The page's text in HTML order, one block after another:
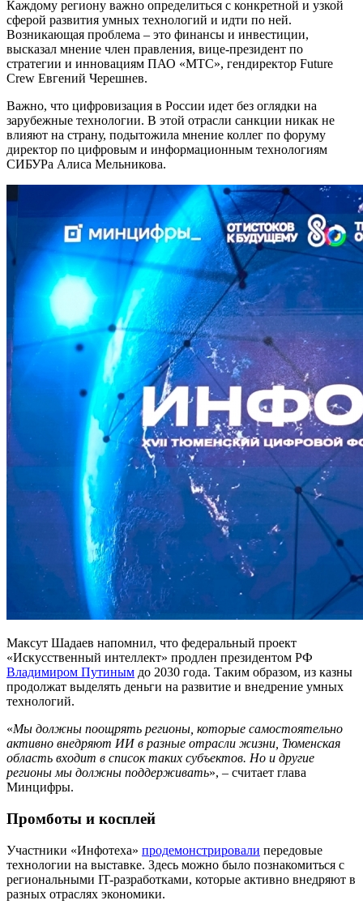
Каждому региону важно определиться с конкретной и узкой
сферой развития умных технологий и идти по ней.
Возникающая проблема – это финансы и инвестиции,
высказал мнение член правления, вице-президент по
стратегии и инновациям ПАО «МТС», гендиректор Future
Crew Евгений Черешнев.
Важно, что цифровизация в России идет без оглядки на
зарубежные технологии. В этой отрасли санкции никак не
влияют на страну, подытожила мнение коллег по форуму
директор по цифровым и информационным технологиям
СИБУРа Алиса Мельникова.
Максут Шадаев напомнил, что федеральный проект
«Искусственный интеллект» продлен президентом РФ
Владимиром Путиным до 2030 года. Таким образом, из казны
продолжат выделять деньги на развитие и внедрение умных
технологий.
«Мы должны поощрять регионы, которые самостоятельно
активно внедряют ИИ в разные отрасли жизни, Тюменская
область входит в список таких субъектов. Но и другие
регионы мы должны поддерживать», – считает глава
Минцифры.
Промботы и косплей
Участники «Инфотеха» продемонстрировали передовые
технологии на выставке. Здесь можно было познакомиться с
региональными IT-разработками, которые активно внедряют в
разных отраслях экономики.